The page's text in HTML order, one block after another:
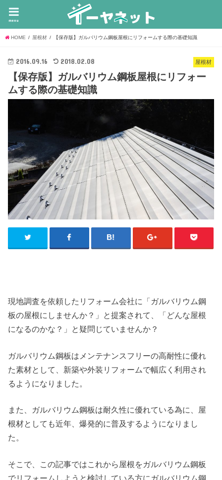
menu
HOME 屋根材 【保存版】ガルバリウム鋼板屋根にリフォームする際の基礎知識
屋根材
2016.09.16 2018.02.08
【保存版】ガルバリウム鋼板屋根にリフォー
ムする際の基礎知識
現地調査を依頼したリフォーム会社に「ガルバリウム鋼
板の屋根にしませんか？」と提案されて、「どんな屋根
になるのかな？」と疑問じていませんか？
ガルバリウム鋼板はメンテナンスフリーの高耐性に優れ
た素材として、新築や外装リフォームで幅広く利用され
るようになりました。
また、ガルバリウム鋼板は耐久性に優れている為に、屋
根材としても近年、爆発的に普及するようになりまし
た。
そこで、この記事ではこれから屋根をガルバリウム鋼板
でリフォームしようと検討している方にガルバリウム鋼